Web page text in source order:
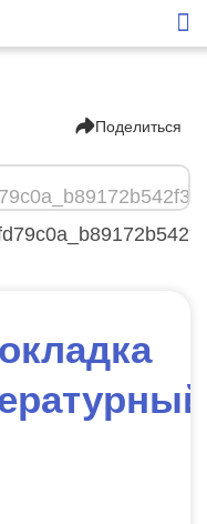
Поделиться